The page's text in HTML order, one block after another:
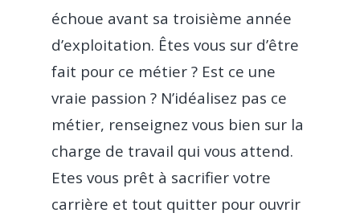
échoue avant sa troisième année
d’exploitation. Êtes vous sur d’être
fait pour ce métier ? Est ce une
vraie passion ? N’idéalisez pas ce
métier, renseignez vous bien sur la
charge de travail qui vous attend.
Etes vous prêt à sacrifier votre
carrière et tout quitter pour ouvrir